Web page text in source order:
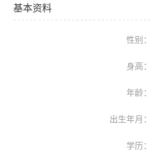
基本资料
性别：
身高：
年龄：
出生年月：
学历：